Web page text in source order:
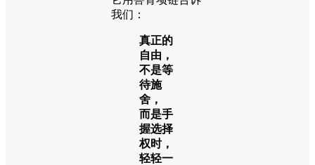
我们：
真正的
自由，
不是等
待施
舍，
而是手
握选择
权时，
轻轻一